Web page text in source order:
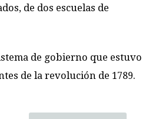
de dos escuelas de
de gobierno que estuvo
de la revolución de 1789.